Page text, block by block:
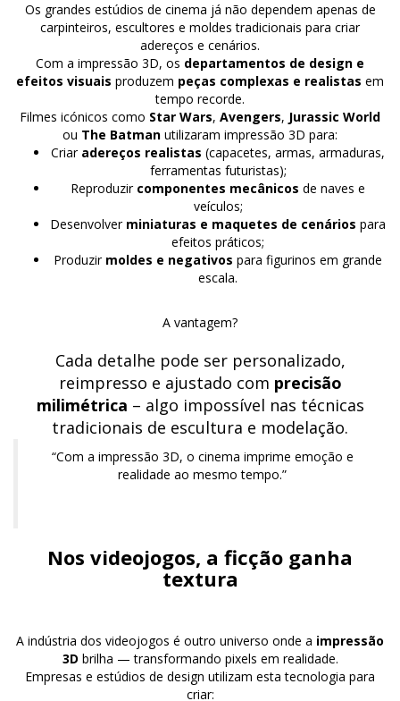
Os grandes estúdios de cinema já não dependem apenas de
carpinteiros, escultores e moldes tradicionais para criar
adereços e cenários.
Com a impressão 3D, os departamentos de design e
efeitos visuais produzem peças complexas e realistas em
tempo recorde.
Filmes icónicos como Star Wars, Avengers, Jurassic World
ou The Batman utilizaram impressão 3D para:
Criar adereços realistas (capacetes, armas, armaduras,
ferramentas futuristas);
Reproduzir componentes mecânicos de naves e
veículos;
Desenvolver miniaturas e maquetes de cenários para
efeitos práticos;
Produzir moldes e negativos para figurinos em grande
escala.
A vantagem?
Cada detalhe pode ser personalizado,
reimpresso e ajustado com precisão
milimétrica – algo impossível nas técnicas
tradicionais de escultura e modelação.
“Com a impressão 3D, o cinema imprime emoção e
realidade ao mesmo tempo.”
Nos videojogos, a ficção ganha
textura
A indústria dos videojogos é outro universo onde a impressão
3D brilha — transformando pixels em realidade.
Empresas e estúdios de design utilizam esta tecnologia para
criar: